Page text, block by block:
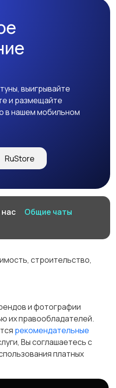
выигрывайте
и размещайте
в нашем мобильном
RuStore
Общие чаты
строительство,
и фотографии
их правообладателей.
рекомендательные
Вы соглашаетесь c
платных
Правила сервиса